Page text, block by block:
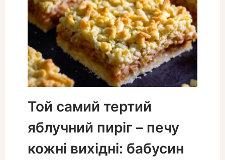
Той самий тертий
яблучний пиріг – печу
кожні вихідні: бабусин